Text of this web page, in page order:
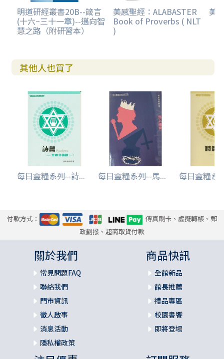
明道研經叢書20B--箴言
(十六~三十一章)--邁向智
慧之路（附研習本）
美感聖經：ALABASTER
Book of Proverbs ( NLT
)
美
其他人也買了
每日靈糧系列--詩... 每日靈糧系列--馬... 每日靈糧系
付款方式：
傳真刷卡、虛擬轉帳、郵
政劃撥、超商取貨付款
關於我們
常見問題FAQ
聯絡我們
門市資訊
徵人啟事
消息活動
隱私權政策
商品快訊
全館新品
館長推薦
禮品專區
校園書饗
即將登場